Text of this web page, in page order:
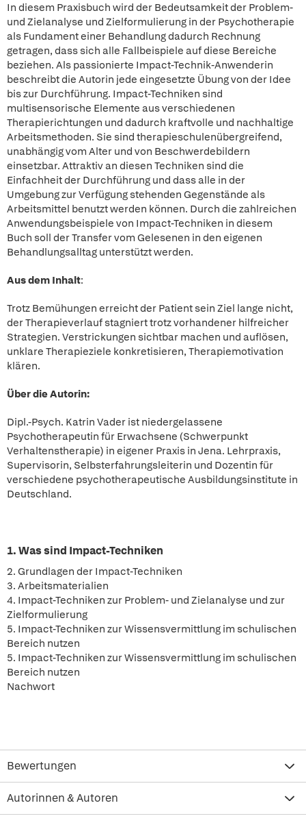
In diesem Praxisbuch wird der Bedeutsamkeit der Problem-
und Zielanalyse und Zielformulierung in der Psychotherapie
als Fundament einer Behandlung dadurch Rechnung
getragen, dass sich alle Fallbeispiele auf diese Bereiche
beziehen. Als passionierte Impact-Technik-Anwenderin
beschreibt die Autorin jede eingesetzte Übung von der Idee
bis zur Durchführung. Impact-Techniken sind
multisensorische Elemente aus verschiedenen
Therapierichtungen und dadurch kraftvolle und nachhaltige
Arbeitsmethoden. Sie sind therapieschulenübergreifend,
unabhängig vom Alter und von Beschwerdebildern
einsetzbar. Attraktiv an diesen Techniken sind die
Einfachheit der Durchführung und dass alle in der
Umgebung zur Verfügung stehenden Gegenstände als
Arbeitsmittel benutzt werden können. Durch die zahlreichen
Anwendungsbeispiele von Impact-Techniken in diesem
Buch soll der Transfer vom Gelesenen in den eigenen
Behandlungsalltag unterstützt werden.
Aus dem Inhalt:
Trotz Bemühungen erreicht der Patient sein Ziel lange nicht,
der Therapieverlauf stagniert trotz vorhandener hilfreicher
Strategien. Verstrickungen sichtbar machen und auflösen,
unklare Therapieziele konkretisieren, Therapiemotivation
klären.
Über die Autorin:
Dipl.-Psych. Katrin Vader ist niedergelassene
Psychotherapeutin für Erwachsene (Schwerpunkt
Verhaltenstherapie) in eigener Praxis in Jena. Lehrpraxis,
Supervisorin, Selbsterfahrungsleiterin und Dozentin für
verschiedene psychotherapeutische Ausbildungsinstitute in
Deutschland.
1. Was sind Impact-Techniken
2. Grundlagen der Impact-Techniken
3. Arbeitsmaterialien
4. Impact-Techniken zur Problem- und Zielanalyse und zur
Zielformulierung
5. Impact-Techniken zur Wissensvermittlung im schulischen
Bereich nutzen
5. Impact-Techniken zur Wissensvermittlung im schulischen
Bereich nutzen
Nachwort
Bewertungen
Autorinnen & Autoren